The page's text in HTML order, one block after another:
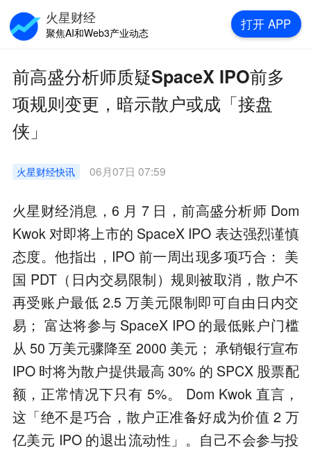
前高盛分析师质疑SpaceX IPO前多
项规则变更，暗示散户或成「接盘
侠」
火星财经快讯 06月07日 07:59
火星财经消息，6 月 7 日，前高盛分析师 Dom
Kwok 对即将上市的 SpaceX IPO 表达强烈谨慎
态度。他指出，IPO 前一周出现多项巧合： 美
国 PDT（日内交易限制）规则被取消，散户不
再受账户最低 2.5 万美元限制即可自由日内交
易； 富达将参与 SpaceX IPO 的最低账户门槛
从 50 万美元骤降至 2000 美元； 承销银行宣布
IPO 时将为散户提供最高 30% 的 SPCX 股票配
额，正常情况下只有 5%。 Dom Kwok 直言，
这「绝不是巧合，散户正准备好成为价值 2 万
亿美元 IPO 的退出流动性」。自己不会参与投
火星财经
聚焦AI和Web3产业动态
打开 APP